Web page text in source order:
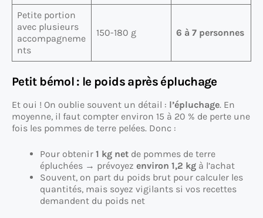
Petite portion
avec plusieurs
accompagneme
nts
150-180 g 6 à 7 personnes
Petit bémol : le poids après épluchage
Et oui ! On oublie souvent un détail : l’épluchage. En
moyenne, il faut compter environ 15 à 20 % de perte une
fois les pommes de terre pelées. Donc :
Pour obtenir 1 kg net de pommes de terre
épluchées → prévoyez environ 1,2 kg à l’achat
Souvent, on part du poids brut pour calculer les
quantités, mais soyez vigilants si vos recettes
demandent du poids net